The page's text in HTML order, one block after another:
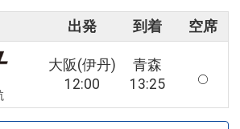
出発 到着 空席
大阪(伊丹)
12:00
青森
13:25